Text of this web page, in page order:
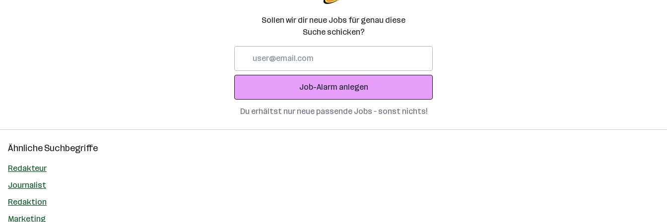
Sollen wir dir neue Jobs für genau diese
Suche schicken?
Adresse
Job-Alarm anlegen
Du erhältst nur neue passende Jobs – sonst nichts!
Ähnliche Suchbegriffe
Redakteur
Journalist
Redaktion
Marketing